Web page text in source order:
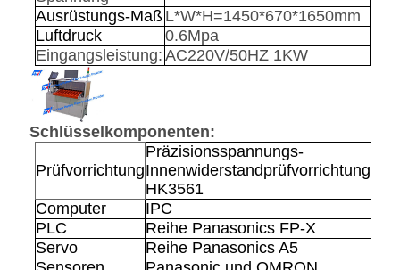
Ausrüstungs-Maß L*W*H=1450*670*1650mm
Luftdruck
0.6Mpa
Eingangsleistung: AC220V/50HZ 1KW
Schlüsselkomponenten:
Prüfvorrichtung
Präzisionsspannungs-
Innenwiderstandprüfvorrichtung
HK3561
Computer
IPC
PLC
Reihe Panasonics FP-X
Servo
Reihe Panasonics A5